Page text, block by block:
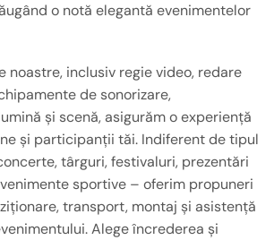
o notă elegantă evenimentelor
noastre, inclusiv regie video, redare
de sonorizare,
și scenă, asigurăm o experiență
și participanții tăi. Indiferent de tipul
târguri, festivaluri, prezentări
sportive – oferim propuneri
transport, montaj și asistență
Alege încrederea și